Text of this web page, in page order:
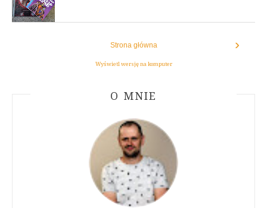
›
Strona główna
Wyświetl wersję na komputer
ABOUT AUTHOR
O MNIE